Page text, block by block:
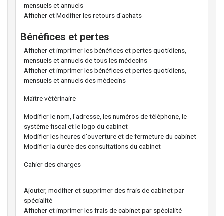
mensuels et annuels
Afficher et Modifier les retours d'achats
Bénéfices et pertes
Afficher et imprimer les bénéfices et pertes quotidiens,
mensuels et annuels de tous les médecins
Afficher et imprimer les bénéfices et pertes quotidiens,
mensuels et annuels des médecins
Maître vétérinaire
Modifier le nom, l'adresse, les numéros de téléphone, le
système fiscal et le logo du cabinet
Modifier les heures d'ouverture et de fermeture du cabinet
Modifier la durée des consultations du cabinet
Cahier des charges
Ajouter, modifier et supprimer des frais de cabinet par
spécialité
Afficher et imprimer les frais de cabinet par spécialité